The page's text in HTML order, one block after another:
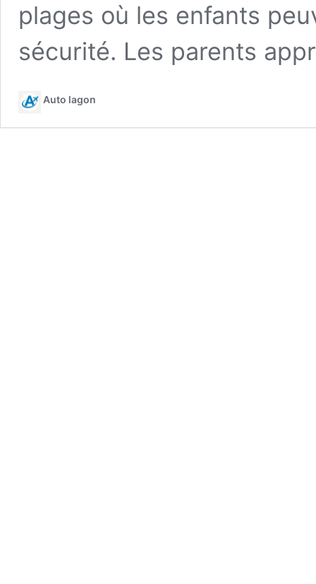
plages où les enfants
sécurité. Les parents
Auto lagon